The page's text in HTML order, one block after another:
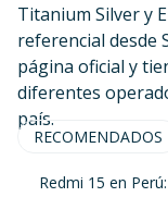
Titanium Silver y
referencial desde
página oficial y
diferentes
país.
RECOMENDADOS
Redmi 15 en